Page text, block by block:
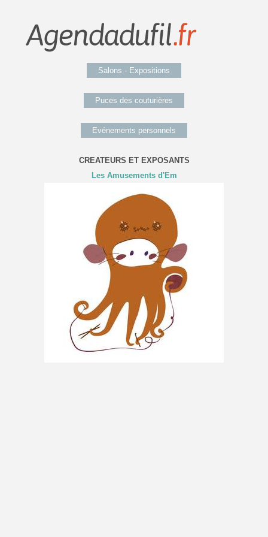
Salons - Expositions
Puces des couturières
Evénements personnels
CREATEURS ET EXPOSANTS
Les Amusements d'Em